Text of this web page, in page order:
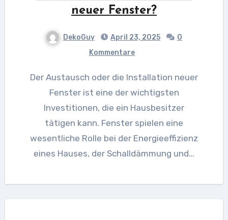
neuer Fenster?
DekoGuy April 23, 2025
0
Kommentare
Der Austausch oder die Installation neuer
Fenster ist eine der wichtigsten
Investitionen, die ein Hausbesitzer
tätigen kann. Fenster spielen eine
wesentliche Rolle bei der Energieeffizienz
eines Hauses, der Schalldämmung und…